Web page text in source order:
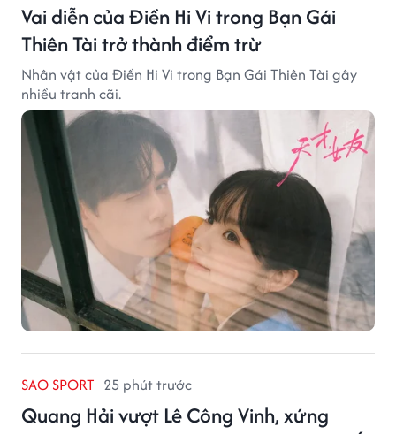
Vai diễn của Điền Hi Vi trong Bạn Gái
Thiên Tài trở thành điểm trừ
Nhân vật của Điền Hi Vi trong Bạn Gái Thiên Tài gây
nhiều tranh cãi.
SAO SPORT 25 phút trước
Quang Hải vượt Lê Công Vinh, xứng